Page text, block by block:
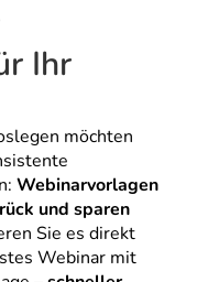
Ihr
möchten
Webinarvorlagen
und sparen
Sie es direkt
Webinar mit